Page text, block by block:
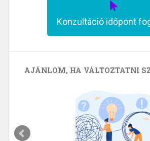
Konzultáció időpont
AJÁNLOM, HA VÁLTOZTATNI